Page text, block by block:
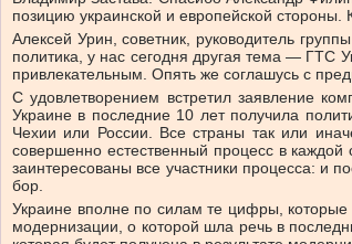
позицию украинской и европейской стороны.
Алексей Урин, советник, руководитель
политика, у нас сегодня другая тема — ГТС
привлекательным. Опять же соглашусь с
С удовлетворением встретил заявление
Украине в последние 10 лет получила
Чехии или России. Все страны так или
совершенно естественный процесс в каждой
заинтересованы все участники процесса: и
бор.
Украине вполне по силам те цифры, которые
модернизации, о которой шла речь в